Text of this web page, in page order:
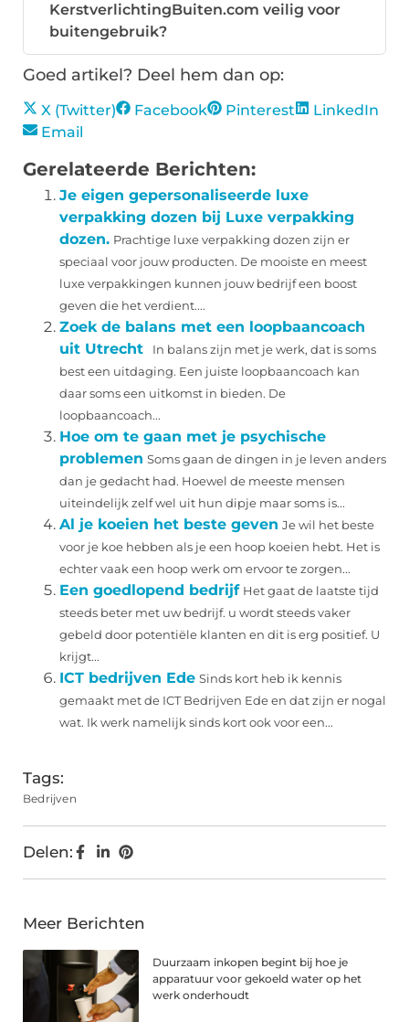
KerstverlichtingBuiten.com veilig voor
buitengebruik?
Goed artikel? Deel hem dan op:
X (Twitter) Facebook Pinterest
LinkedIn
Email
Gerelateerde Berichten:
Je eigen gepersonaliseerde luxe
verpakking dozen bij Luxe verpakking
dozen. Prachtige luxe verpakking dozen zijn er
speciaal voor jouw producten. De mooiste en meest
luxe verpakkingen kunnen jouw bedrijf een boost
geven die het verdient....
Zoek de balans met een loopbaancoach
uit Utrecht
In balans zijn met je werk, dat is soms
best een uitdaging. Een juiste loopbaancoach kan
daar soms een uitkomst in bieden. De
loopbaancoach...
Hoe om te gaan met je psychische
problemen Soms gaan de dingen in je leven anders
dan je gedacht had. Hoewel de meeste mensen
uiteindelijk zelf wel uit hun dipje maar soms is...
Al je koeien het beste geven Je wil het beste
voor je koe hebben als je een hoop koeien hebt. Het is
echter vaak een hoop werk om ervoor te zorgen...
Een goedlopend bedrijf Het gaat de laatste tijd
steeds beter met uw bedrijf. u wordt steeds vaker
gebeld door potentiële klanten en dit is erg positief. U
krijgt...
ICT bedrijven Ede Sinds kort heb ik kennis
gemaakt met de ICT Bedrijven Ede en dat zijn er nogal
wat. Ik werk namelijk sinds kort ook voor een...
Tags:
Bedrijven
Delen:
Meer Berichten
Duurzaam inkopen begint bij hoe je
apparatuur voor gekoeld water op het
werk onderhoudt